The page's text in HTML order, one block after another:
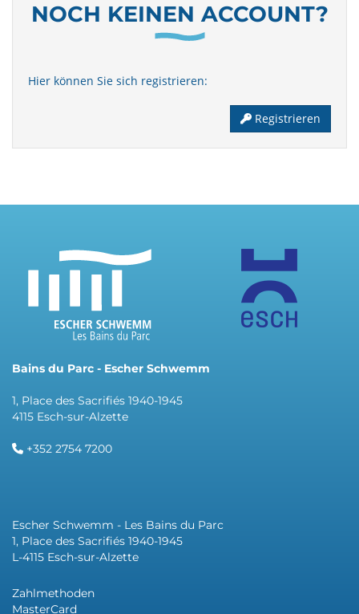
NOCH KEINEN ACCOUNT?
Hier können Sie sich registrieren:
Registrieren
Bains du Parc - Escher Schwemm
1, Place des Sacrifiés 1940-1945
4115 Esch-sur-Alzette
+352 2754 7200
Escher Schwemm - Les Bains du Parc
1, Place des Sacrifiés 1940-1945
L-4115 Esch-sur-Alzette
Zahlmethoden
MasterCard